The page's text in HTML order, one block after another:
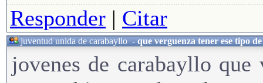
Responder | Citar
juventud unida de carabayllo-que verguenza tener ese tipo
jovenes de carabayllo que